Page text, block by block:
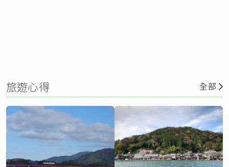
旅遊心得 全部